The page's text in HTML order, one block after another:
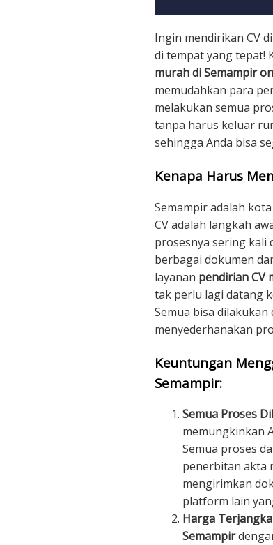
Ingin mendirikan CV
di tempat yang tepat!
murah di Semampir
memudahkan para
melakukan semua
tanpa harus keluar
sehingga Anda bisa
Kenapa Harus
Semampir adalah
CV adalah langkah
prosesnya sering kali
berbagai dokumen
layanan pendirian CV
tak perlu lagi datang
Semua bisa
menyederhanakan
Keuntungan
Semampir:
Semua Proses
memungkinkan
Semua proses
penerbitan akta
mengirimkan
platform lain
Harga
Semampir